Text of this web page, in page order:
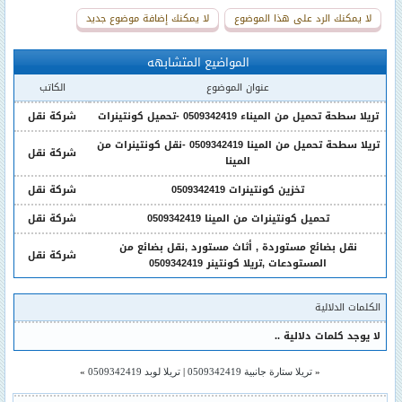
لا يمكنك الرد على هذا الموضوع لا يمكنك إضافة موضوع جديد
المواضيع المتشابهه
عنوان الموضوع
الكاتب
تريلا سطحة تحميل من الميناء 0509342419 -تحميل كونتينرات
شركة نقل
تريلا سطحة تحميل من المينا 0509342419 -نقل كونتينرات من
المينا
شركة نقل
تخزين كونتينرات 0509342419
شركة نقل
تحميل كونتينرات من المينا 0509342419
شركة نقل
نقل بضائع مستوردة , أثاث مستورد ,نقل بضائع من
المستودعات ,تريلا كونتينر 0509342419
شركة نقل
الكلمات الدلالية
لا يوجد كلمات دلالية ..
« تريلا ستارة جانبية 0509342419 | تريلا لوبد 0509342419 »